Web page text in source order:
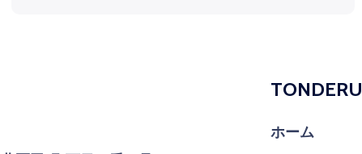
TONDERU
ホーム